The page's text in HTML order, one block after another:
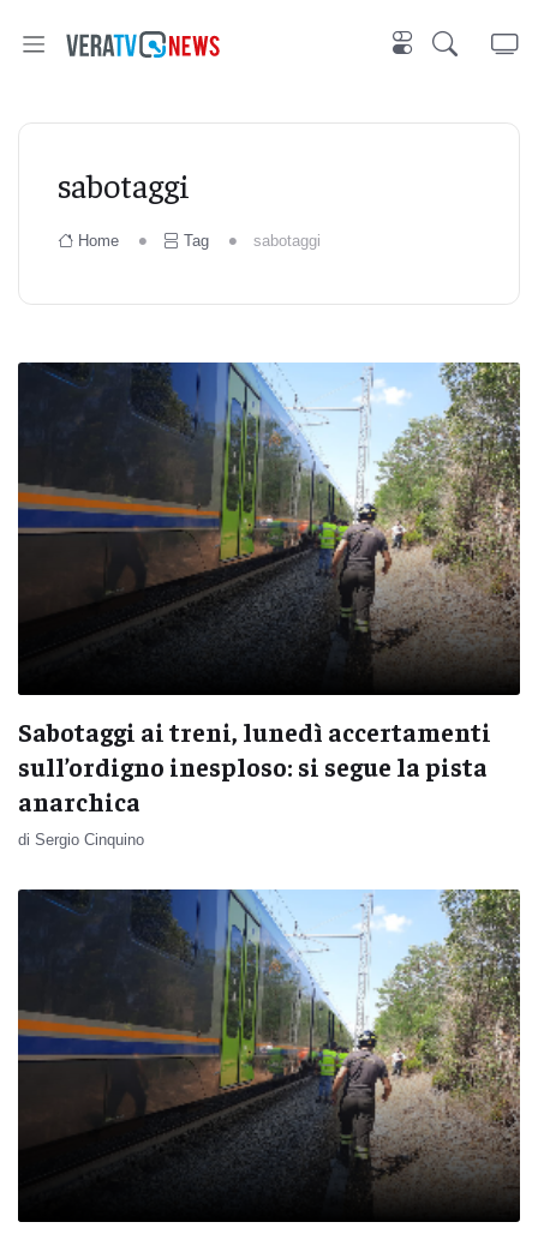
sabotaggi
Home Tag sabotaggi
Sabotaggi ai treni, lunedì accertamenti
sull’ordigno inesploso: si segue la pista
anarchica
di Sergio Cinquino